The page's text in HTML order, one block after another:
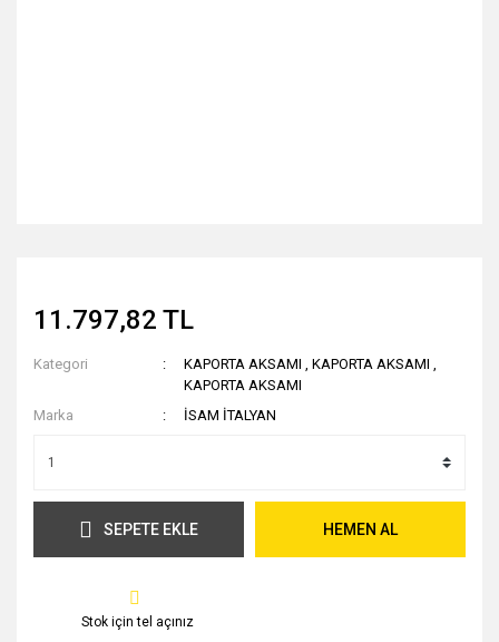
11.797,82 TL
Kategori KAPORTA AKSAMI ,KAPORTA AKSAMI ,
KAPORTA AKSAMI
Marka
İSAM İTALYAN
SEPETE EKLE HEMEN AL
Stok için tel açınız